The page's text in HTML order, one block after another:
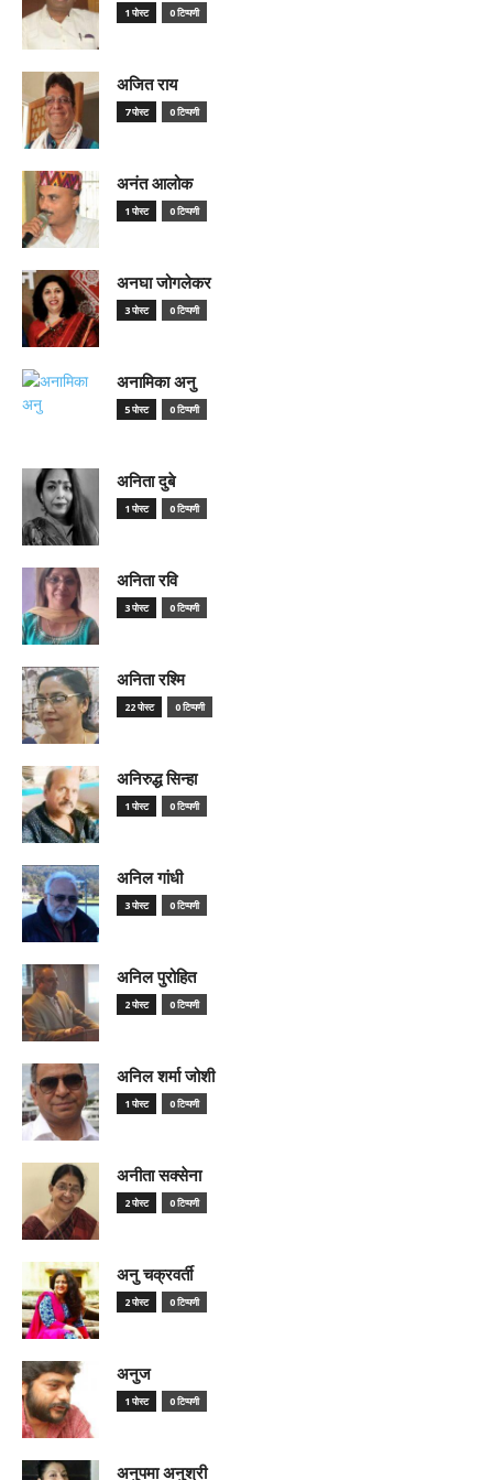
1 पोस्ट 0 टिप्पणी
अजित राय
7 पोस्ट 0 टिप्पणी
अनंत आलोक
1 पोस्ट 0 टिप्पणी
अनघा जोगलेकर
3 पोस्ट 0 टिप्पणी
अनामिका अनु
5 पोस्ट 0 टिप्पणी
अनिता दुबे
1 पोस्ट 0 टिप्पणी
अनिता रवि
3 पोस्ट 0 टिप्पणी
अनिता रश्मि
22 पोस्ट 0 टिप्पणी
अनिरुद्ध सिन्हा
1 पोस्ट 0 टिप्पणी
अनिल गांधी
3 पोस्ट 0 टिप्पणी
अनिल पुरोहित
2 पोस्ट 0 टिप्पणी
अनिल शर्मा जोशी
1 पोस्ट 0 टिप्पणी
अनीता सक्सेना
2 पोस्ट 0 टिप्पणी
अनु चक्रवर्ती
2 पोस्ट 0 टिप्पणी
अनुज
1 पोस्ट 0 टिप्पणी
अनुपमा अनुश्री